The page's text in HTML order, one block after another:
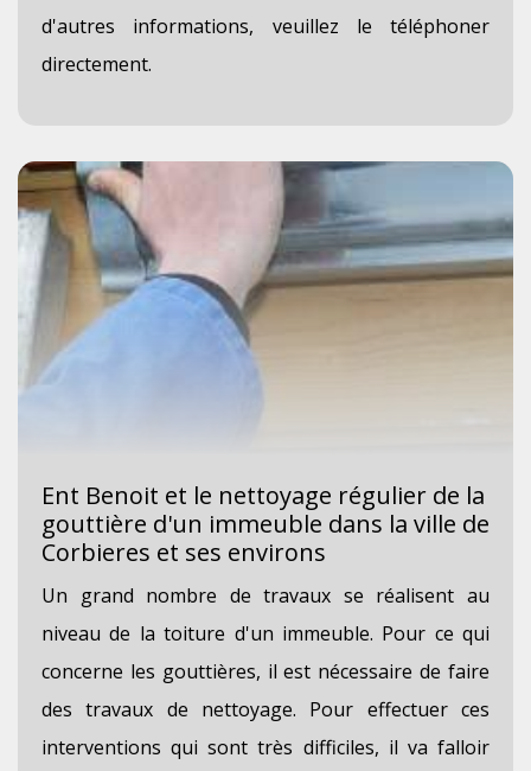
d'autres informations, veuillez le téléphoner
directement.
Ent Benoit et le nettoyage régulier de la
gouttière d'un immeuble dans la ville de
Corbieres et ses environs
Un grand nombre de travaux se réalisent au
niveau de la toiture d'un immeuble. Pour ce qui
concerne les gouttières, il est nécessaire de faire
des travaux de nettoyage. Pour effectuer ces
interventions qui sont très difficiles, il va falloir